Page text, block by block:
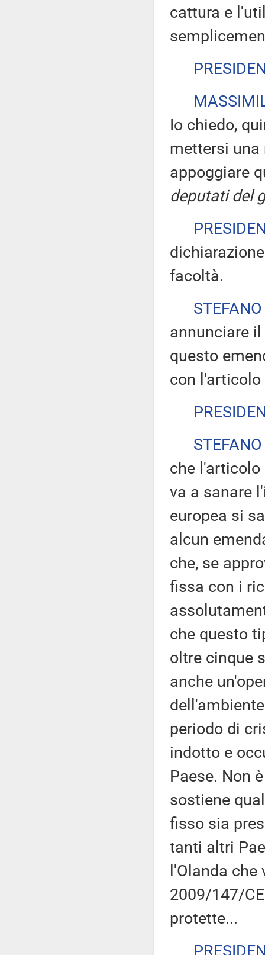
cattura e
Io chiedo,
mettersi una
appoggiare
deputati del
facoltà.
annunciare
questo
con l'articolo
che l'articolo
va a sanare
europea si
alcun
che, se
fissa con i
che questo
oltre cinque
anche
periodo di
indotto e
Paese. Non
sostiene
fisso sia
tanti altri
l'Olanda
2009/147/
protette...